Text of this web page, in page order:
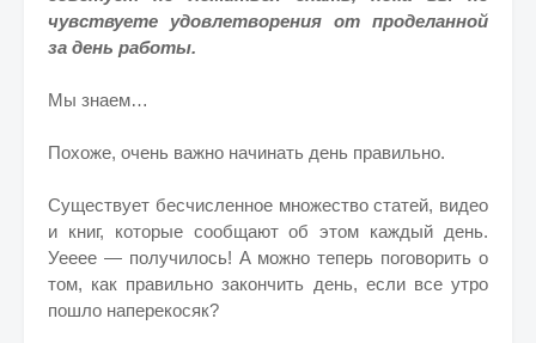
чувствуете удовлетворения от проделанной
за день работы.
Мы знаем…
Похоже, очень важно начинать день правильно.
Существует бесчисленное множество статей, видео
и книг, которые сообщают об этом каждый день.
Уееее — получилось! А можно теперь поговорить о
том, как правильно закончить день, если все утро
пошло наперекосяк?